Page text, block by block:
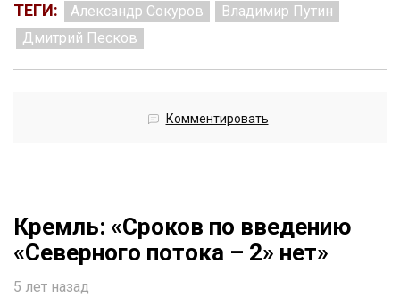
ТЕГИ: Александр Сокуров
Владимир Путин
Дмитрий Песков
Комментировать
Кремль: «Сроков по введению
«Северного потока – 2» нет»
5 лет назад